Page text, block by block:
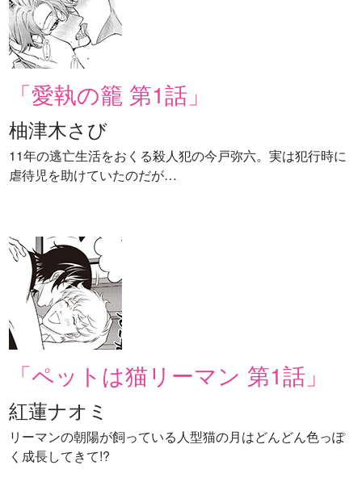
「愛執の籠 第1話」
柚津木さび
11年の逃亡生活をおくる殺人犯の今戸弥六。実は犯行時に
虐待児を助けていたのだが…
「ペットは猫リーマン 第1話」
紅蓮ナオミ
リーマンの朝陽が飼っている人型猫の月はどんどん色っぽ
く成長してきて!?